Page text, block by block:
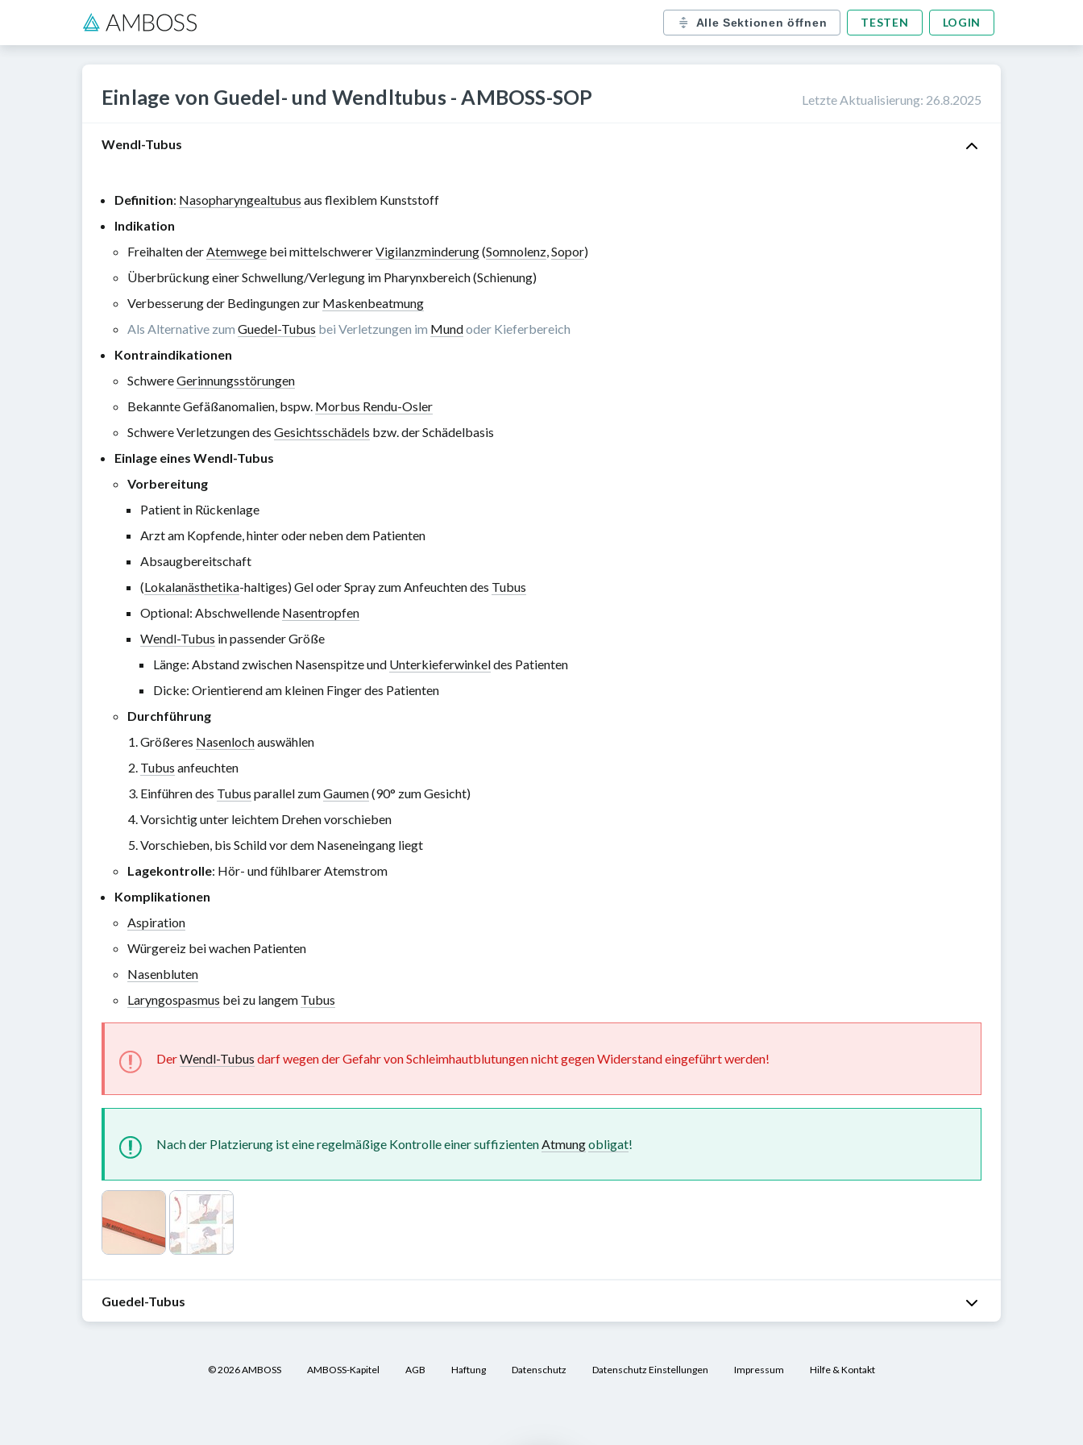
Alle Sektionen öffnen TESTEN LOGIN
Einlage von Guedel- und Wendltubus - AMBOSS-SOP Letzte Aktualisierung: 26.8.2025
Wendl-Tubus
Definition: Nasopharyngealtubus aus flexiblem Kunststoff
Indikation
Freihalten derAtemwege bei mittelschwererVigilanzminderung(Somnolenz,Sopor)
Überbrückung einer Schwellung/Verlegung im Pharynxbereich (Schienung)
Verbesserung der Bedingungen zur Maskenbeatmung
Als Alternative zum Guedel-Tubus bei Verletzungen im Mundoder Kieferbereich
Kontraindikationen
SchwereGerinnungsstörungen
Bekannte Gefäßanomalien, bspw. Morbus Rendu-Osler
Schwere Verletzungen des Gesichtsschädels bzw. der Schädelbasis
Einlage eines Wendl-Tubus
Vorbereitung
Patient in Rückenlage
Arzt am Kopfende, hinter oder neben dem Patienten
Absaugbereitschaft
(Lokalanästhetika-haltiges) Gel oder Spray zum Anfeuchten des Tubus
Optional: Abschwellende Nasentropfen
Wendl-Tubus in passender Größe
Länge: Abstand zwischen Nasenspitze und Unterkieferwinkeldes Patienten
Dicke: Orientierend am kleinen Finger des Patienten
Durchführung
Größeres Nasenlochauswählen
Tubus anfeuchten
Einführen des Tubus parallel zumGaumen(90° zum Gesicht)
Vorsichtig unter leichtem Drehen vorschieben
Vorschieben, bis Schild vor dem Naseneingang liegt
Lagekontrolle: Hör- und fühlbarer Atemstrom
Komplikationen
Aspiration
Würgereiz bei wachen Patienten
Nasenbluten
Laryngospasmus bei zu langem Tubus
DerWendl-Tubus darf wegen der Gefahr von Schleimhautblutungen nicht gegen Widerstand eingeführt werden!
Nach der Platzierung ist eine regelmäßige Kontrolle einer suffizientenAtmungobligat!
Guedel-Tubus
Oropharyngealtubus
©2026AMBOSS AMBOSS-Kapitel AGB Haftung Datenschutz Datenschutz Einstellungen Impressum Hilfe & Kontakt